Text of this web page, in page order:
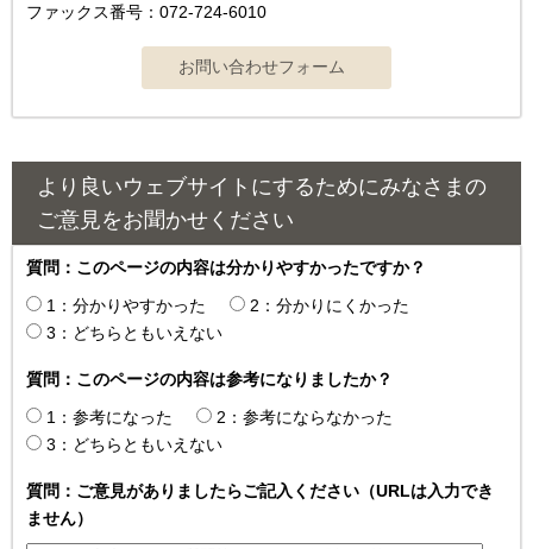
ファックス番号：072-724-6010
より良いウェブサイトにするためにみなさまの
ご意見をお聞かせください
質問：このページの内容は分かりやすかったですか？
1：分かりやすかった
2：分かりにくかった
3：どちらともいえない
質問：このページの内容は参考になりましたか？
1：参考になった
2：参考にならなかった
3：どちらともいえない
質問：ご意見がありましたらご記入ください（URLは入力でき
ません）